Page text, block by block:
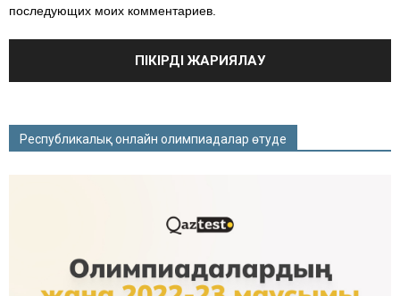
последующих моих комментариев.
Республикалық онлайн олимпиадалар өтуде